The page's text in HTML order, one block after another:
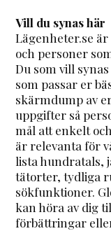
Vill du synas här
Lägenheter.se
och personer
Du som vill
som passar er
skärmdump av
uppgifter så
mål att enkelt
är relevanta för
lista hundratals,
tätorter, tydliga
sökfunktioner.
kan höra av dig
förbättringar